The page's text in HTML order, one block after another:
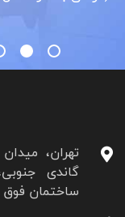
تهران،
گاندی
ساختمان فوق تخصصی